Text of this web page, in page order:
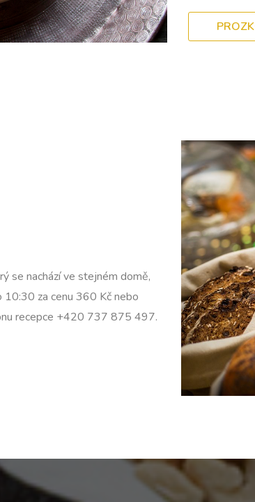
se nachází ve stejném domě,
za cenu 360 Kč nebo
recepce +420 737 875 497.